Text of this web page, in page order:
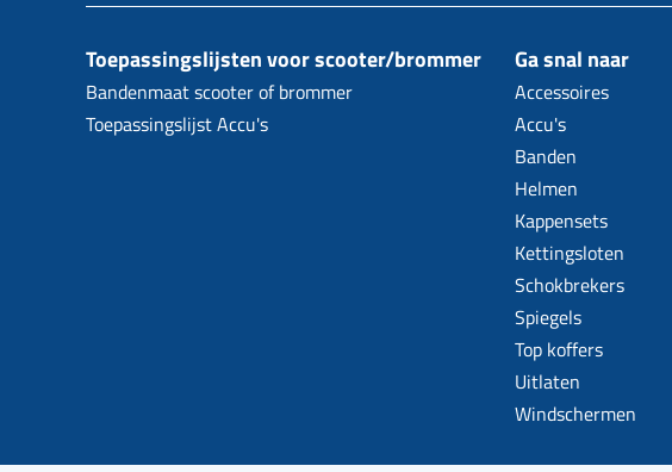
Toepassingslijsten voor scooter/brommer
Bandenmaat scooter of brommer
Toepassingslijst Accu's
Ga snal naar
Accessoires
Accu's
Banden
Helmen
Kappensets
Kettingsloten
Schokbrekers
Spiegels
Top koffers
Uitlaten
Windschermen